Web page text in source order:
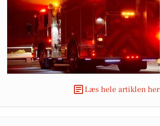
Læs hele artiklen her